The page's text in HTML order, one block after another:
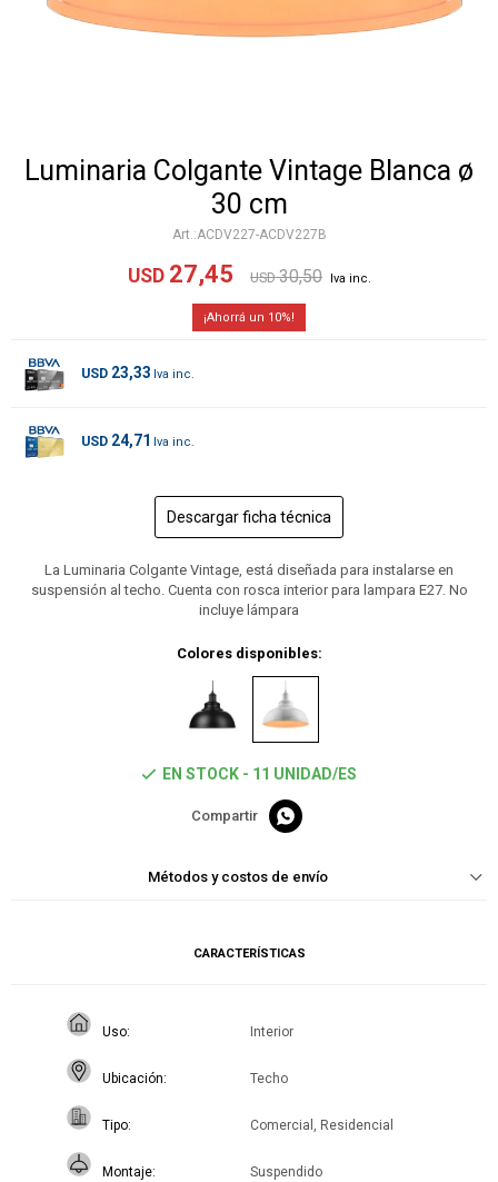
Luminaria Colgante Vintage Blanca ø
30 cm
ACDV227-ACDV227B
USD 27,45 USD 30,50
10
USD 23,33
USD 24,71
Descargar ficha técnica
La Luminaria Colgante Vintage, está diseñada para instalarse en
suspensión al techo. Cuenta con rosca interior para lampara E27. No
incluye lámpara
Colores disponibles:
EN STOCK - 11 UNIDAD/ES

Métodos y costos de envío
CARACTERÍSTICAS
Uso Interior
Ubicación Techo
Tipo Comercial, Residencial
Montaje Suspendido